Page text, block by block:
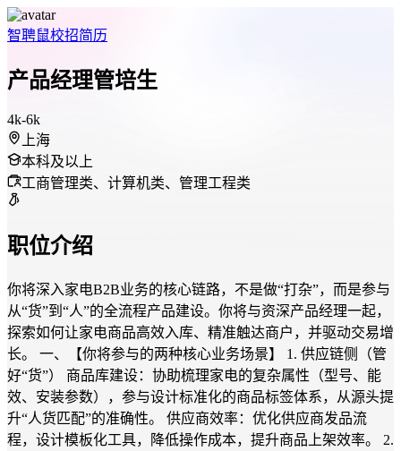
智聘鼠校招简历
产品经理管培生
4k-6k
上海
本科及以上
工商管理类、计算机类、管理工程类
职位介绍
你将深入家电B2B业务的核心链路，不是做“打杂”，而是参与
从“货”到“人”的全流程产品建设。你将与资深产品经理一起，
探索如何让家电商品高效入库、精准触达商户，并驱动交易增
长。 一、【你将参与的两种核心业务场景】 1. 供应链侧（管
好“货”） 商品库建设：协助梳理家电的复杂属性（型号、能
效、安装参数），参与设计标准化的商品标签体系，从源头提
升“人货匹配”的准确性。 供应商效率：优化供应商发品流
程，设计模板化工具，降低操作成本，提升商品上架效率。 2.